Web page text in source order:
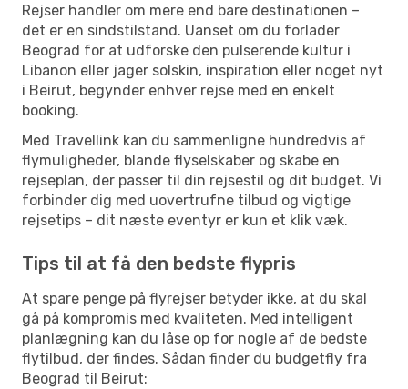
Rejser handler om mere end bare destinationen –
det er en sindstilstand. Uanset om du forlader
Beograd for at udforske den pulserende kultur i
Libanon eller jager solskin, inspiration eller noget nyt
i Beirut, begynder enhver rejse med en enkelt
booking.
Med Travellink kan du sammenligne hundredvis af
flymuligheder, blande flyselskaber og skabe en
rejseplan, der passer til din rejsestil og dit budget. Vi
forbinder dig med uovertrufne tilbud og vigtige
rejsetips – dit næste eventyr er kun et klik væk.
Tips til at få den bedste flypris
At spare penge på flyrejser betyder ikke, at du skal
gå på kompromis med kvaliteten. Med intelligent
planlægning kan du låse op for nogle af de bedste
flytilbud, der findes. Sådan finder du budgetfly fra
Beograd til Beirut: